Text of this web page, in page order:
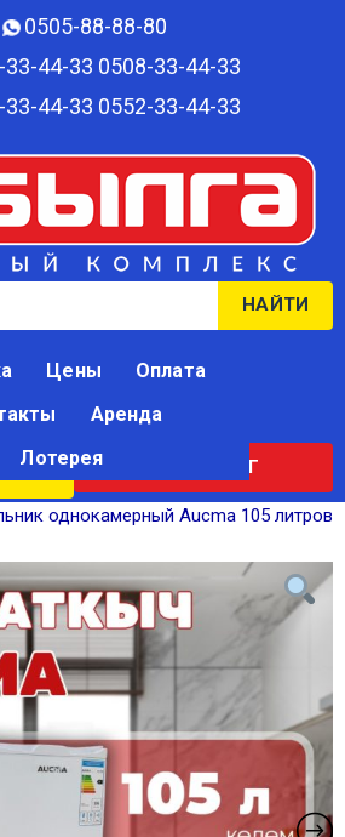
0505-88-88-80‬
33-44-33 0508-33-44-33
33-44-33 0552-33-44-33
НАЙТИ
КАТАЛОГ
Цены
Оплата
Аренда
Лотерея
однокамерный Aucma 105 литров